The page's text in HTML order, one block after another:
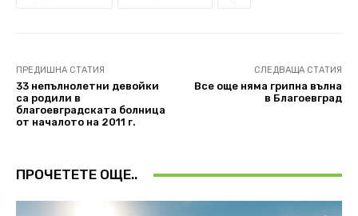
ПРЕДИШНА СТАТИЯ
33 непълнолетни девойки
са родили в
благоевградската болница
от началото на 2011 г.
СЛЕДВАЩА СТАТИЯ
Все още няма грипна вълна
в Благоевград
ПРОЧЕТЕТЕ ОЩЕ..